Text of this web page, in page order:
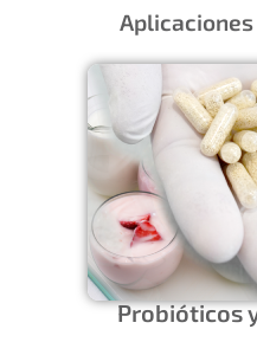
Probióticos